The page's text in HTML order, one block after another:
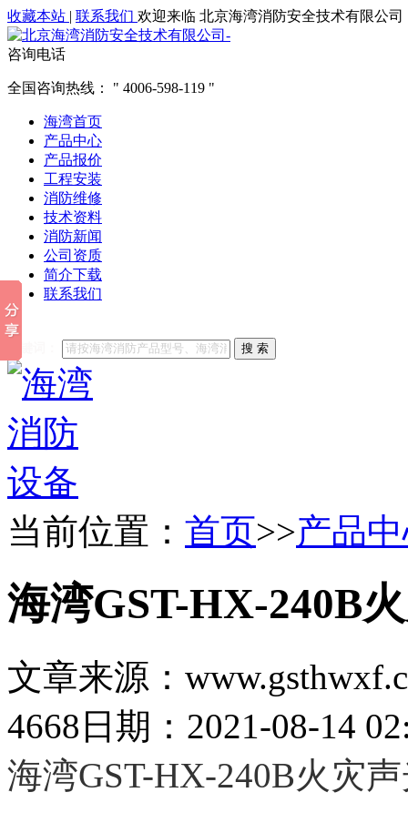
收藏本站 | 联系我们 欢迎来临 北京海湾消防安全技术有限公司
咨询电话
全国咨询热线： 4006-598-119
海湾首页
产品中心
产品报价
工程安装
消防维修
技术资料
消防新闻
公司资质
简介下载
联系我们
他们都在搜索:
搜 索
当前位置： 首页>>产品
海湾GST-HX-240B
文章来源：
4668 日期：2021-08-14
海湾GST-HX-240B火灾